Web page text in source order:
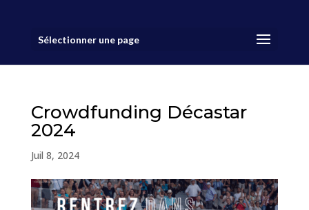
Sélectionner une page
Crowdfunding Décastar
2024
Juil 8, 2024